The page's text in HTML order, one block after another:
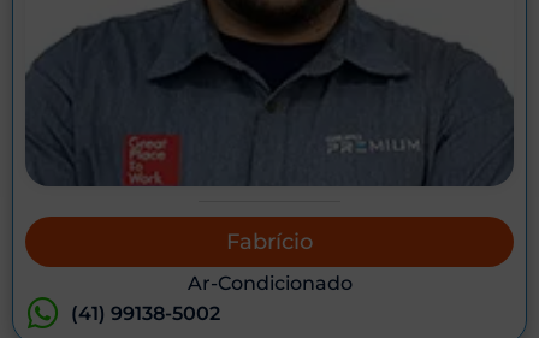
Fabrício
Ar-Condicionado
(41) 99138-5002